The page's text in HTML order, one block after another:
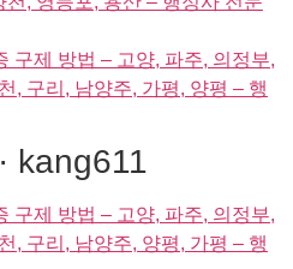
구제 방법 – 고양, 파주, 의정부,
, 구리, 남양주, 가평, 양평 – 행
kang611
구제 방법 – 고양, 파주, 의정부,
, 구리, 남양주, 양평, 가평 – 행